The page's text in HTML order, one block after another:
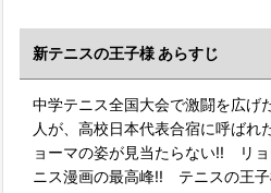
新テニスの王子様 あらすじ
中学テニス全国大会で激闘を広げ
人が、高校日本代表合宿に呼ば
ョーマの姿が見当たらない!! リ
ニス漫画の最高峰!! テニスの王